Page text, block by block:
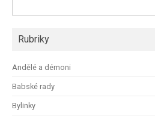
Rubriky
Andělé a démoni
Babské rady
Bylinky